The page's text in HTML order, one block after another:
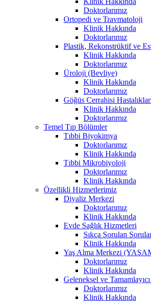
Doktorlarımız
Ortopedi ve Travmatoloji
Klinik Hakkında
Doktorlarımız
Plastik, Rekonstrüktif ve
Klinik Hakkında
Doktorlarımız
Üroloji (Bevliye)
Klinik Hakkında
Doktorlarımız
Göğüs Cerrahisi
Klinik Hakkında
Doktorlarımız
Temel Tıp Bölümler
Tıbbi Biyokimya
Doktorlarımız
Klinik Hakkında
Tıbbi Mikrobiyoloji
Doktorlarımız
Klinik Hakkında
Özellikli Hizmetlerimiz
Diyaliz Merkezi
Doktorlarımız
Klinik Hakkında
Evde Sağlık Hizmetleri
Sıkça Sorulan
Klinik Hakkında
Yaş Alma Merkezi
Doktorlarımız
Klinik Hakkında
Geleneksel ve
Doktorlarımız
Klinik Hakkında